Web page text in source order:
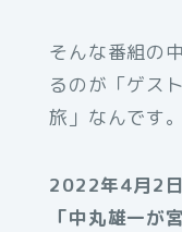
そんな番組の
るのが「ゲス
旅」なんです。
2022年4月2日
「中丸雄一が